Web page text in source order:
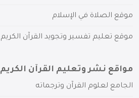
موقع الصلاة في الإسلام
موقع تعليم تفسير وتجويد القرآن الكريم
مواقع نشر وتعليم القرآن الكريم
الجامع لعلوم القرآن وترجماته